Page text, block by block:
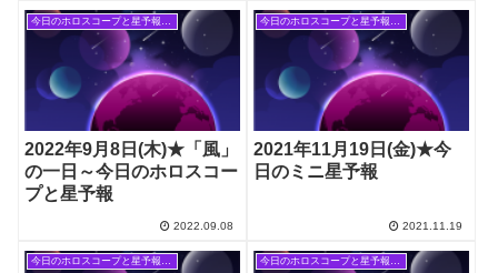
2022年9月8日(木)★「風」
の一日～今日のホロスコー
プと星予報
2022.09.08
2021年11月19日(金)★今
日のミニ星予報
2021.11.19
今日のホロスコープと星予報(旧記事) 今日のホロスコープと星予報(旧記事)